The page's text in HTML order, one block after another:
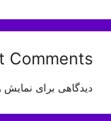
Comments
دیدگاهی برای نمایش